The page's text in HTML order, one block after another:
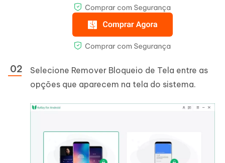
Selecione Remover Bloqueio de Tela entre as
opções que aparecem na tela do sistema.